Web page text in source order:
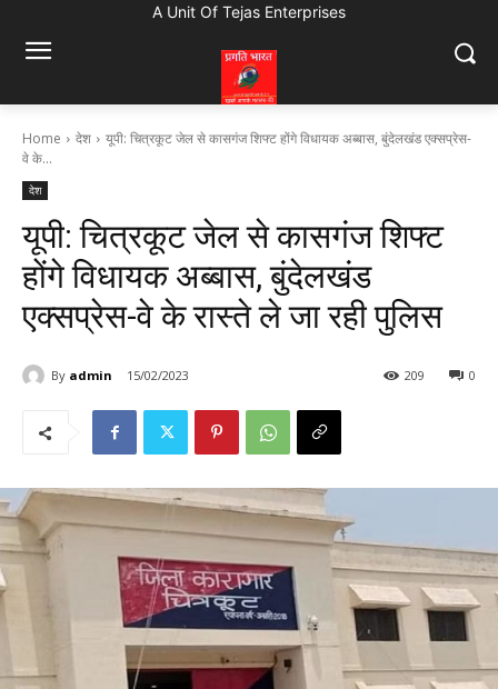
A Unit Of Tejas Enterprises
Home देश
यूपी: चित्रकूट जेल से कासगंज शिफ्ट होंगे विधायक अब्बास, बुंदेलखंड एक्सप्रेस-
वे के...
देश
यूपी: चित्रकूट जेल से कासगंज शिफ्ट
होंगे विधायक अब्बास, बुंदेलखंड
एक्सप्रेस-वे के रास्ते ले जा रही पुलिस
By admin 15/02/2023 0
209